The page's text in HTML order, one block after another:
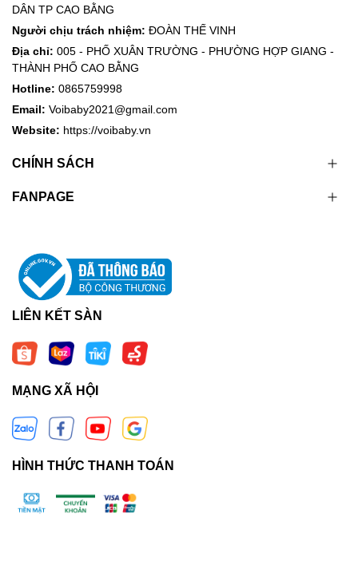
DÂN TP CAO BẰNG
Người chịu trách nhiệm: ĐOÀN THẾ VINH
Địa chỉ: 005 - PHỐ XUÂN TRƯỜNG - PHƯỜNG HỢP GIANG -
THÀNH PHỐ CAO BẰNG
Hotline: 0865759998
Email: Voibaby2021@gmail.com
Website: https://voibaby.vn
CHÍNH SÁCH
FANPAGE
LIÊN KẾT SÀN
MẠNG XÃ HỘI
HÌNH THỨC THANH TOÁN